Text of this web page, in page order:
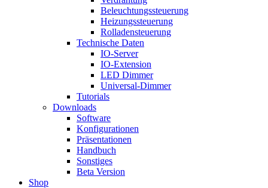
Beleuchtungssteuerung
Heizungssteuerung
Rolladensteuerung
Technische Daten
IO-Server
IO-Extension
LED Dimmer
Universal-Dimmer
Tutorials
Downloads
Software
Konfigurationen
Präsentationen
Handbuch
Sonstiges
Beta Version
Shop